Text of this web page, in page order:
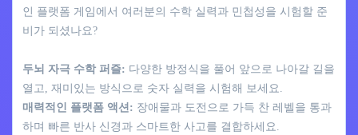
인 플랫폼 게임에서 여러분의 수학 실력과 민첩성을 시험할 준
비가 되셨나요?
두뇌 자극 수학 퍼즐: 다양한 방정식을 풀어 앞으로 나아갈 길을
열고, 재미있는 방식으로 숫자 실력을 시험해 보세요.
매력적인 플랫폼 액션: 장애물과 도전으로 가득 찬 레벨을 통과
하며 빠른 반사 신경과 스마트한 사고를 결합하세요.